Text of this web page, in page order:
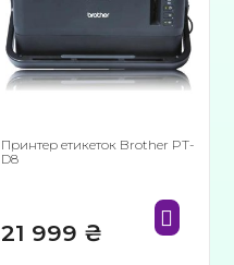
Принтер етикеток Brother PT-
D8
21 999 ₴